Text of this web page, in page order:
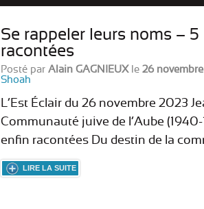
Se rappeler leurs noms –
racontées
Posté par Alain GAGNIEUXle 26
Shoah
L’Est Éclair du 26 novembre 2023
Communauté juive de l’Aube
enfin racontées Du destin de la
LIRE LA SUITE